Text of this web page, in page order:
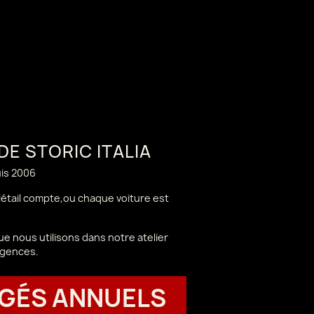
STORIC ITALIA
2006
compte,ou chaque voiture est
nous utilisons dans notre atelier
ANNUELS